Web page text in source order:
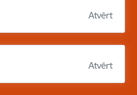
Atvērt
Atvērt